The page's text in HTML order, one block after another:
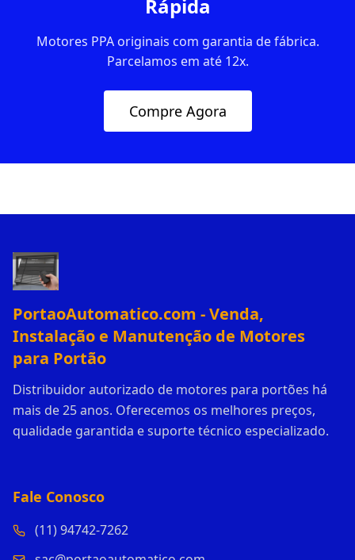
Rápida
Motores PPA originais com garantia de fábrica.
Parcelamos em até 12x.
Compre Agora
PortaoAutomatico.com - Venda,
Instalação e Manutenção de Motores
para Portão
Distribuidor autorizado de motores para portões há
mais de 25 anos. Oferecemos os melhores preços,
qualidade garantida e suporte técnico especializado.
Fale Conosco
(11) 94742-7262